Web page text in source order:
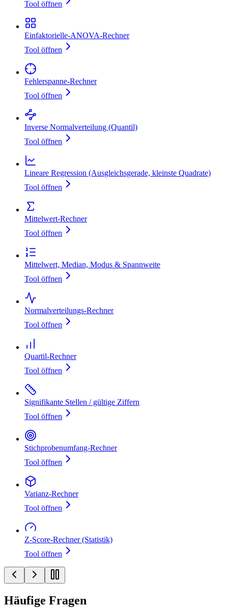
Tool öffnen
Einfaktorielle‑ANOVA‑Rechner
Tool öffnen
Fehlerspanne‑Rechner
Tool öffnen
Inverse Normalverteilung (Quantil)
Tool öffnen
Lineare Regression (Ausgleichsgerade, kleinste Quadrate)
Tool öffnen
Mittelwert‑Rechner
Tool öffnen
Mittelwert, Median, Modus & Spannweite
Tool öffnen
Normalverteilungs‑Rechner
Tool öffnen
Quartil‑Rechner
Tool öffnen
Signifikante Stellen / gültige Ziffern
Tool öffnen
Stichprobenumfang‑Rechner
Tool öffnen
Varianz‑Rechner
Tool öffnen
Z‑Score‑Rechner (Statistik)
Tool öffnen
Häufige Fragen